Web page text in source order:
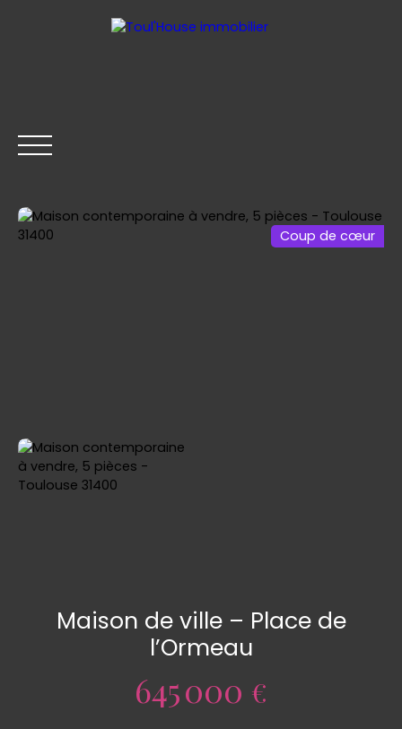
ACHETER LOUER
Coup de cœur
Maison de ville – Place de
l’Ormeau
645 000 €